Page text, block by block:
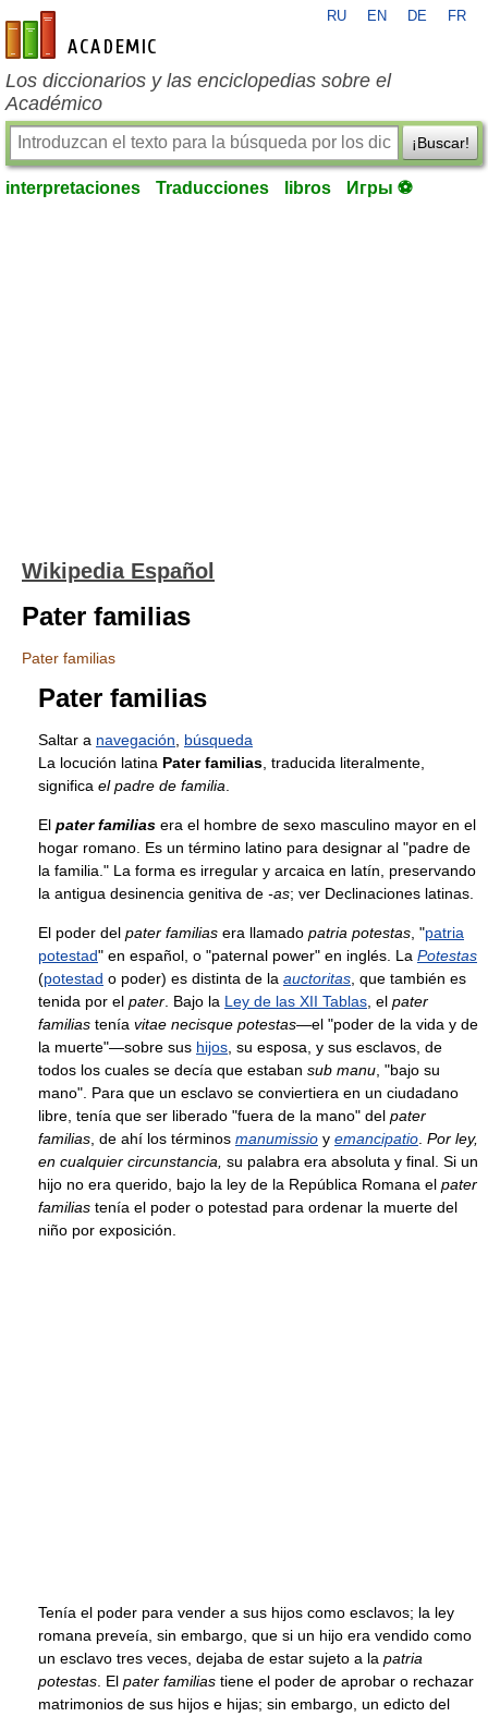
es-academic.com
RU EN DE FR
Los diccionarios y las enciclopedias sobre el
Académico
¡Buscar!
interpretaciones Traducciones libros Игры ⚽
Wikipedia Español
Pater familias
Pater familias
Pater familias
Saltar a navegación
búsqueda
La locución latina Pater familias , traducida literalmente,
significa el padre de familia
El pater familias era el hombre de sexo masculino mayor en el
hogar romano. Es un término latino para designar al "padre de
la familia." La forma es irregular y arcaica en latín, preservando
la antigua desinencia genitiva de -as; ver Declinaciones latinas.
El poder del pater familias era llamado patria potestas , "patria
potestad" en español, o "paternal power" en inglés. La Potestas
(potestad o poder) es distinta de la auctoritas , que también es
tenida por el pater . Bajo la Ley de las XII Tablas , el pater
familias tenía vitae necisque potestas—el "poder de la vida y de
la muerte"—sobre sus hijos , su esposa, y sus esclavos, de
todos los cuales se decía que estaban sub manu , "bajo su
mano". Para que un esclavo se conviertiera en un ciudadano
libre, tenía que ser liberado "fuera de la mano" del pater
familias , de ahí los términos manumissio y emancipatio Por ley,
en cualquier circunstancia, su palabra era absoluta y final. Si un
hijo no era querido, bajo la ley de la República Romana el pater
familias tenía el poder o potestad para ordenar la muerte del
niño por exposición.
Tenía el poder para vender a sus hijos como esclavos; la ley
romana preveía, sin embargo, que si un hijo era vendido como
un esclavo tres veces, dejaba de estar sujeto a la patria
potestas . El pater familias tiene el poder de aprobar o rechazar
matrimonios de sus hijos e hijas; sin embargo, un edicto del